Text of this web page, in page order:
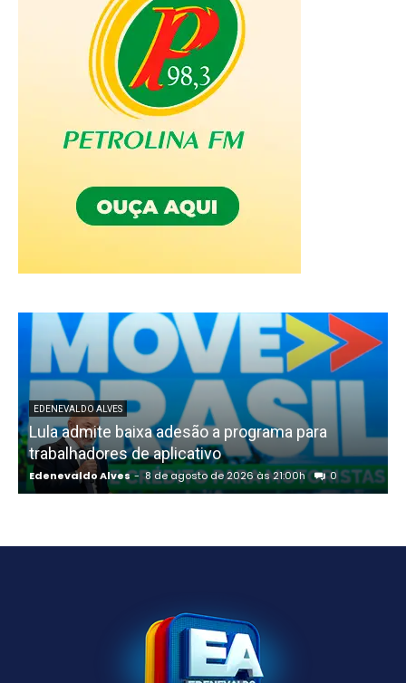
EDENEVALDO ALVES
Lula admite baixa adesão a programa para
trabalhadores de aplicativo
Edenevaldo Alves - 8 de agosto de 2026 às 21:00h 0